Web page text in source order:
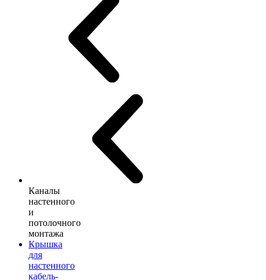
Каналы
настенного
и
потолочного
монтажа
Крышка
для
настенного
кабель-